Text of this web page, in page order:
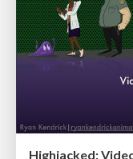
Highjacked: